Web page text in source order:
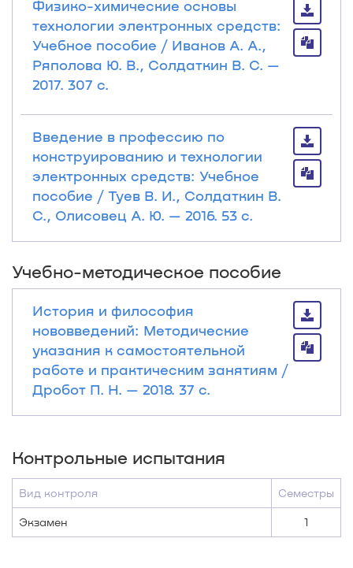
Физико-химические основы
технологии электронных средств:
Учебное пособие / Иванов А. А.,
Ряполова Ю. В., Солдаткин В. С. —
2017. 307 с.
Введение в профессию по
конструированию и технологии
электронных средств: Учебное
пособие / Туев В. И., Солдаткин В.
С., Олисовец А. Ю. — 2016. 53 с.
Учебно-методическое пособие
История и философия
нововведений: Методические
указания к самостоятельной
работе и практическим занятиям /
Дробот П. Н. — 2018. 37 с.
Контрольные испытания
Вид контроля Семестры
Экзамен 1